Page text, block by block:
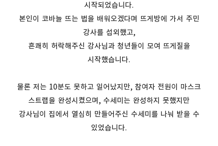
시작되었습니다.
본인이 코바늘 뜨는 법을 배워오겠다며 뜨게방에 가서 주민
강사를 섭외했고,
흔쾌히 허락해주신 강사님과 청년들이 모여 뜨게질을
시작했습니다.
물론 저는 10분도 못하고 일어났지만, 참여자 전원이 마스크
스트랩을 완성시켰으며, 수세미는 완성하지 못했지만
강사님이 집에서 열심히 만들어주신 수세미를 나눠 받을 수
있었습니다.